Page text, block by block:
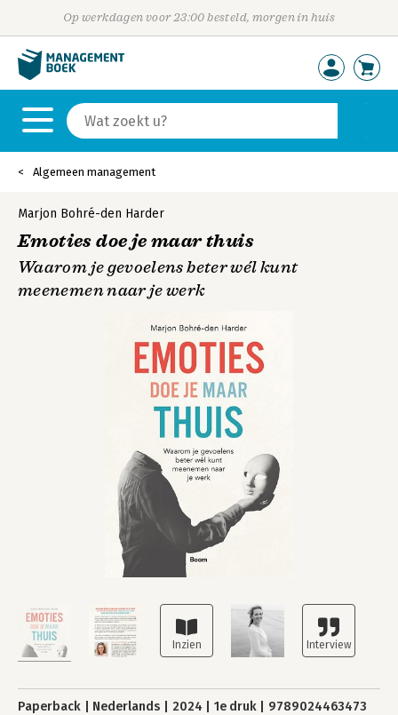
Op werkdagen voor 23:00 besteld, morgen in huis
Algemeen management
Marjon Bohré-den Harder
Emoties doe je maar thuis
Waarom je gevoelens beter wél kunt
meenemen naar je werk
Paperback Nederlands 2024 1e druk 9789024463473